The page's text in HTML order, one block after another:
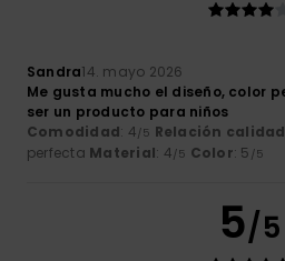
Sandra14. mayo 2026
Me gusta mucho el diseño, color
ser un producto para niños
Comodidad: 4/5 Relación
perfecta Material: 4/5 Color: 5 /5
5/5